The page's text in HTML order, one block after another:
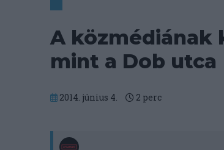
A közmédiának
mint a Dob utca
2014. június 4. 2 perc